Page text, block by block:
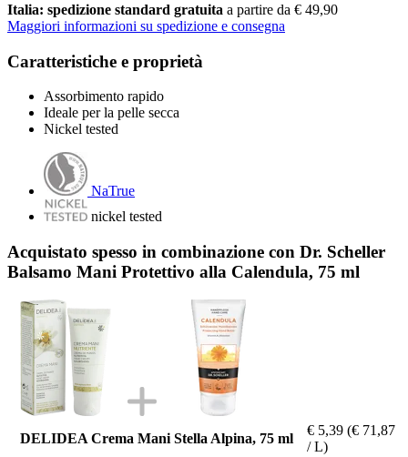
Italia: spedizione standard gratuita a partire da € 49,90
Maggiori informazioni su spedizione e consegna
Caratteristiche e proprietà
Assorbimento rapido
Ideale per la pelle secca
Nickel tested
NaTrue
nickel tested
Acquistato spesso in combinazione con Dr. Scheller
Balsamo Mani Protettivo alla Calendula, 75 ml
DELIDEA Crema Mani Stella Alpina, 75 ml
€ 5,39 (€ 71,87
/ L)